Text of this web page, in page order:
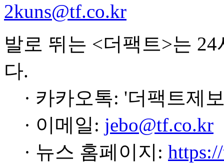
2kuns@tf.co.kr
발로 뛰는 <더팩트>는
다.
· 카카오톡: '더팩트제
· 이메일: jebo@tf.co.kr
· 뉴스 홈페이지: